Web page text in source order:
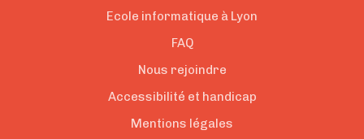
Ecole informatique à Lyon
FAQ
Nous rejoindre
Accessibilité et handicap
Mentions légales